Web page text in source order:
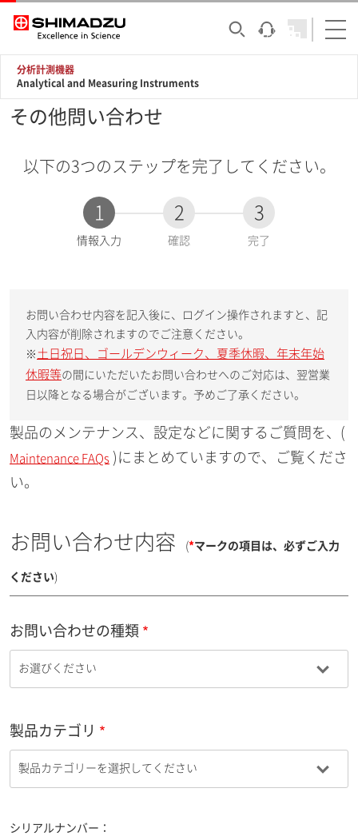
分析計測機器
Analytical and Measuring Instruments
その他問い合わせ
以下の3つのステップを完了してください。
1
現
情報入力
2
確認
3
完了
お問い合わせ内容を記入後に、ログイン操作されますと、記
入内容が削除されますのでご注意ください。
※ 土日祝日、ゴールデンウィーク、夏季休暇、年末年始
休暇等の間にいただいたお問い合わせへのご対応は、翌営業
日以降となる場合がございます。予めご了承ください。
製品のメンテナンス、設定などに関するご質問を、(
Maintenance FAQs )にまとめていますので、ご覧くださ
い。
お問い合わせ内容 (*マークの項目は、必ずご入力
ください)
お問い合わせの種類
製品カテゴリ
シリアルナンバー：